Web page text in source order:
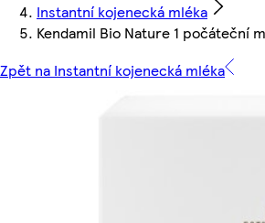
Instantní kojenecká mléka
Kendamil Bio Nature 1 počáteční
Zpět na Instantní kojenecká mléka